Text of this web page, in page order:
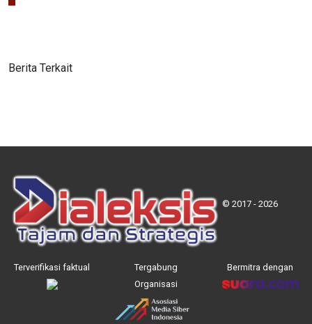
Berita Terkait
© 2017 - 2026
Terverifikasi faktual
Tergabung
Organisasi
Bermitra dengan